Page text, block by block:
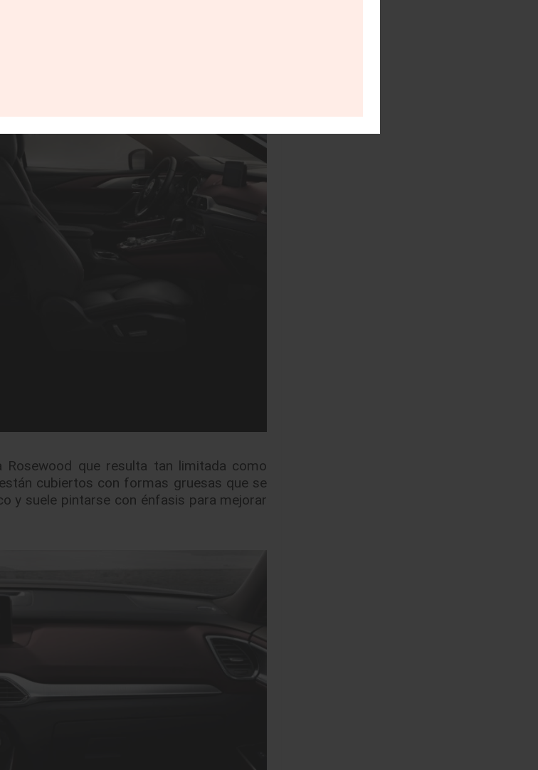
que resulta tan limitada como
cubiertos con formas gruesas que se
y suele pintarse con énfasis para mejorar